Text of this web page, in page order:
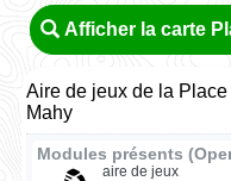
Afficher la carte
Aire de jeux de la
Mahy
Modules présents
aire de jeux